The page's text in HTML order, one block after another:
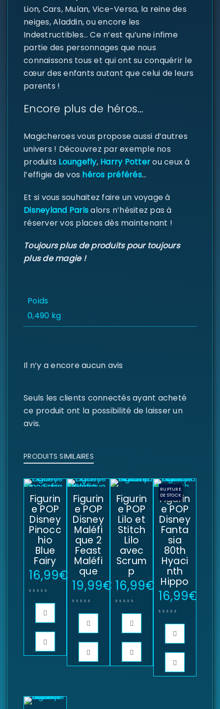
CONNECTER
ou e-mail*
de passe *
Se souvenir de moi
SE CONNECTER
Lion, Cars, Mulan, Vice-Versa, la reine des
neiges, Aladdin, ou encore les
Indestructibles… Ce n’est qu’une infime
partie des personnages que nous
connaissons tous et qui ont su conquérir le
cœur des enfants autant que celui de leurs
parents !
Encore plus de héros…
Magicheroes vous propose aussi d’autres
univers ! Découvrez par exemple nos
produits Loungefly,Harry Potterou ceux à
l’effigie de vos héros préférés…
Et si vous souhaitez faire un voyage à
Disneyland Parisalors n’hésitez pas à
réserver vos places dès maintenant !
Toujours plus de produits pour toujours
plus de magie !
Poids
0,490 kg
Il n’y a encore aucun avis
Seuls les clients connectés ayant acheté
ce produit ont la possibilité de laisser un
avis.
PRODUITS SIMILAIRES
Figurin
e POP
Disney
Pinocc
hio
Blue
Fairy
16,99€
Figurin
e POP
Disney
Maléfi
que 2
Feast
Maléfi
que
19,99€
Figurin
e POP
Lilo et
Stitch
Lilo
avec
Scrum
p
16,99€
RUPTURE
DE STOCK
Figurin
e POP
Disney
Fanta
sia
80th
Hyaci
nth
Hippo
16,99€